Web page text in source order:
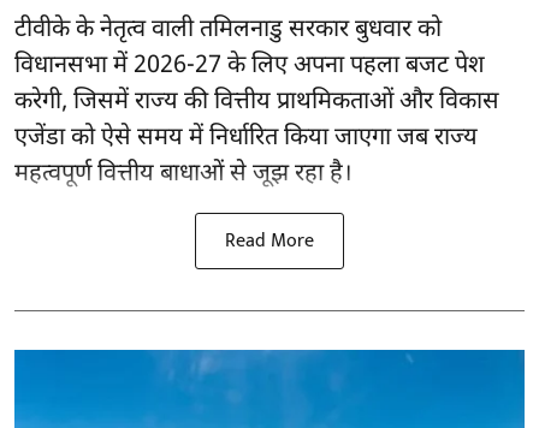
टीवीके के नेतृत्व वालीतमिलनाडु सरकारबुधवार को
विधानसभा में 2026-27 के लिए अपना पहला बजट पेश
करेगी, जिसमें राज्य की वित्तीय प्राथमिकताओं और विकास
एजेंडा को ऐसे समय में निर्धारित किया जाएगा जब राज्य
महत्वपूर्ण वित्तीय बाधाओं से जूझ रहा है।
Read More